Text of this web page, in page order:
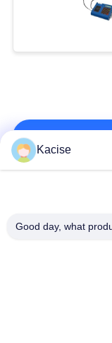
Kacise
Good day, what